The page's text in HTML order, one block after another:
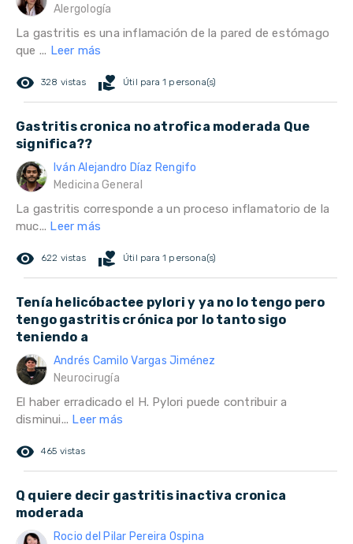
Alergología
La gastritis es una inflamación de la pared de estómago
que ... Leer más
remove_red_eye 328 vistas volunteer_activism Útil para 1 persona(s)
Gastritis cronica no atrofica moderada Que
significa??
Iván Alejandro Díaz Rengifo
Medicina General
La gastritis corresponde a un proceso inflamatorio de la
muc... Leer más
remove_red_eye 622 vistas volunteer_activism Útil para 1 persona(s)
Tenía helicóbactee pylori y ya no lo tengo pero
tengo gastritis crónica por lo tanto sigo
teniendo a
Andrés Camilo Vargas Jiménez
Neurocirugía
El haber erradicado el H. Pylori puede contribuir a
disminui... Leer más
remove_red_eye 465 vistas
Q quiere decir gastritis inactiva cronica
moderada
Rocio del Pilar Pereira Ospina